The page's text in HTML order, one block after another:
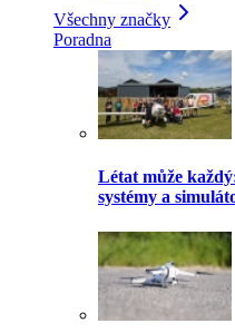
Všechny značky
Poradna
Létat může
systémy a